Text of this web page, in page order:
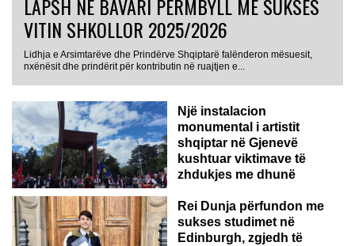
LAPSH NË BAVARI PËRMBYLL ME SUKSES
VITIN SHKOLLOR 2025/2026
Lidhja e Arsimtarëve dhe Prindërve Shqiptarë falënderon mësuesit,
nxënësit dhe prindërit për kontributin në ruajtjen e...
Një instalacion
monumental i artistit
shqiptar në Gjenevë
kushtuar viktimave të
zhdukjes me dhunë
Rei Dunja përfundon me
sukses studimet në
Edinburgh, zgjedh të